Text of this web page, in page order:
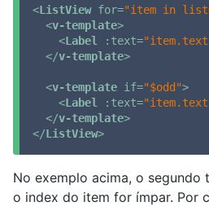
<ListView for="item in
<v-template>
<Label :text=
</v-template>
<v-template if="$odd">
<Label :text=
</v-template>
</ListView>
No exemplo acima, o segundo
o index do item for ímpar. Por